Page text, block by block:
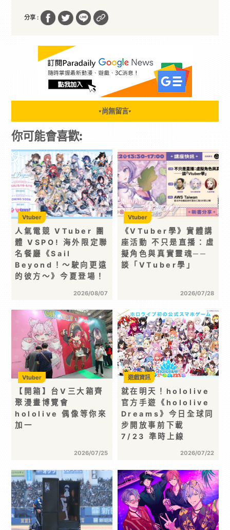
分享 :
▼ 尚無留言▼
你可能會喜歡:
人氣電競 VTuber 團
體 VSPO! 海外限定聯
名餐廳《Sail
Beyond！～駛向更遠
的彼方～》今夏登場！
2026/08/07
Vtuber
《VTuber學》實體講
座活動 不只是直播：虛
擬角色與真實靈魂──
談「VTuber學」
2026/07/28
Vtuber
【開箱】台V三大箱齊
聚漫畫博覽會
hololive 偶像等你來
加一
2026/07/25
Vtuber
就在明天！hololive
官方手遊《hololive
Dreams》今日全球同
步開放事前下載
7/23 準時上線
2026/07/22
遊戲資訊